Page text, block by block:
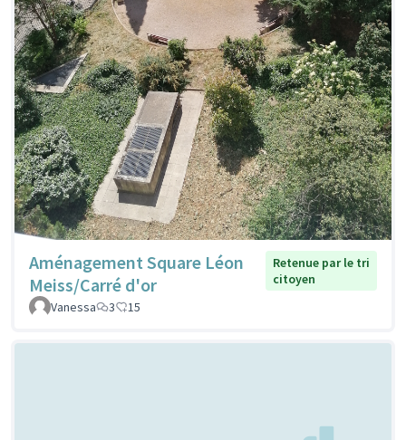
Aménagement Square Léon
Meiss/Carré d'or
Retenue par le tri
citoyen
Vanessa
3 15